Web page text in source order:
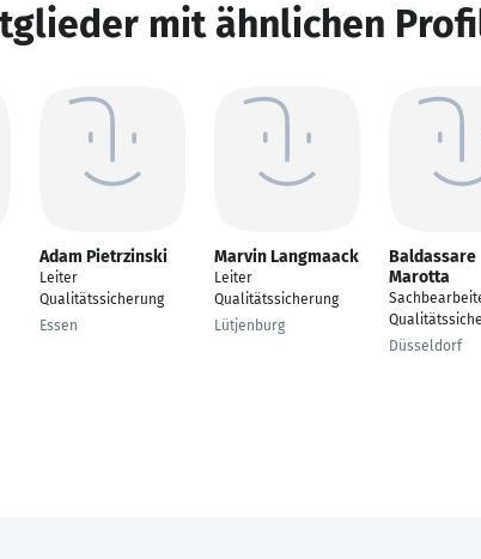
mit ähnlichen
Adam Pietrzinski
Leiter
Qualitätssicherung
Essen
Marvin Langmaack
Leiter
Qualitätssicherung
Lütjenburg
Baldassare
Marotta
Düsseldorf